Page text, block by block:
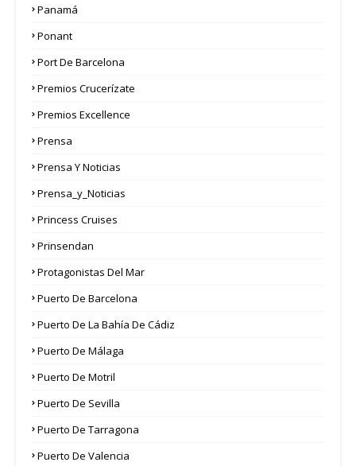
Panamá
Ponant
Port De Barcelona
Premios Crucerízate
Premios Excellence
Prensa
Prensa Y Noticias
Prensa_y_Noticias
Princess Cruises
Prinsendan
Protagonistas Del Mar
Puerto De Barcelona
Puerto De La Bahía De Cádiz
Puerto De Málaga
Puerto De Motril
Puerto De Sevilla
Puerto De Tarragona
Puerto De Valencia